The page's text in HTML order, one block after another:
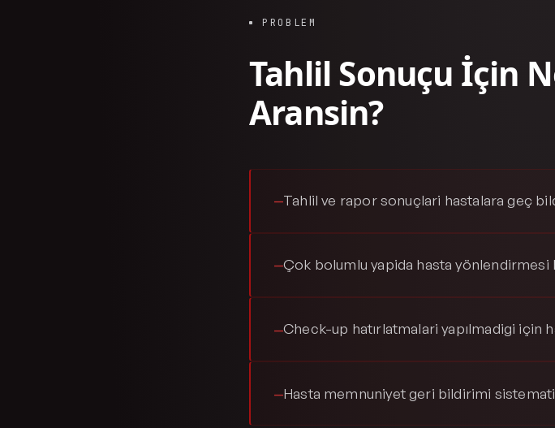
PROBLEM
Tahlil Sonuçu İçin
Aransin?
—Tahlil ve rapor sonuçlari hastalara geç
—Çok bolumlu yapida hasta yönlendirmesi
—Check-up hatırlatmalari yapılmadigi için
—Hasta memnuniyet geri bildirimi